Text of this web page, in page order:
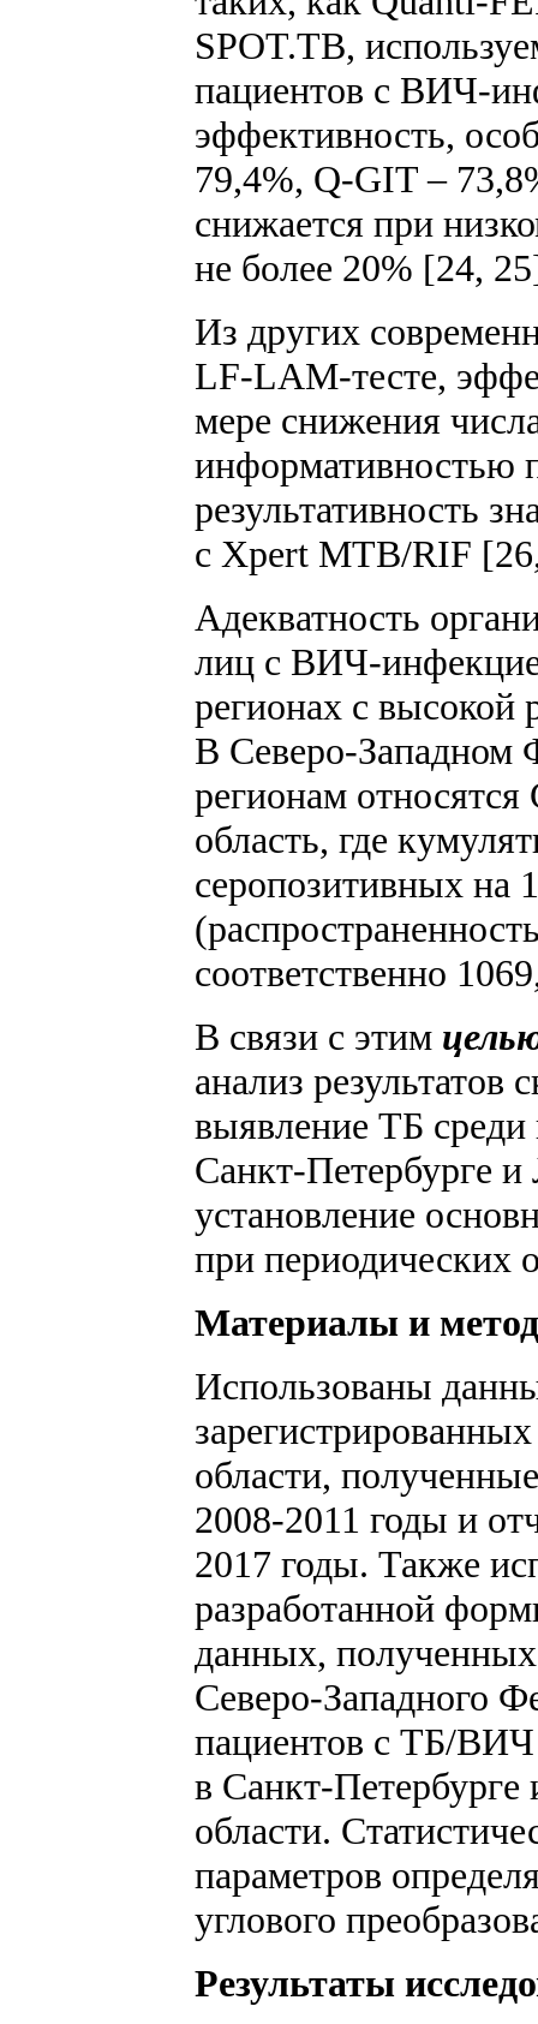
SPOT.TB,
пациентов с ВИЧ-
эффективность,
79,4%, Q-GIT –
снижается при
не более 20% [24,
Из других
LF-LAM-тесте,
мере снижения
информативностью
результативность
с Xpert MTB/RIF
Адекватность
лиц с ВИЧ-
регионах с
В Северо-Западном
регионам
область, где
серопозитивных на
соответственно
В связи с этим
анализ результатов
выявление ТБ
Санкт-Петербурге и
установление
при периодических
Материалы и
Использованы
области,
2008-2011 годы и
2017 годы. Также
разработанной
данных,
Северо-Западного
пациентов с ТБ/ВИЧ
в Санкт-Петербурге
области.
параметров
углового
Результаты